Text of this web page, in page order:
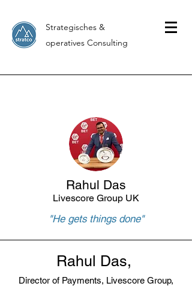
Strategisches &
operatives Consulting
Rahul Das
Livescore Group UK
"He gets things done"
Rahul Das,
Director of Payments, Livescore Group,